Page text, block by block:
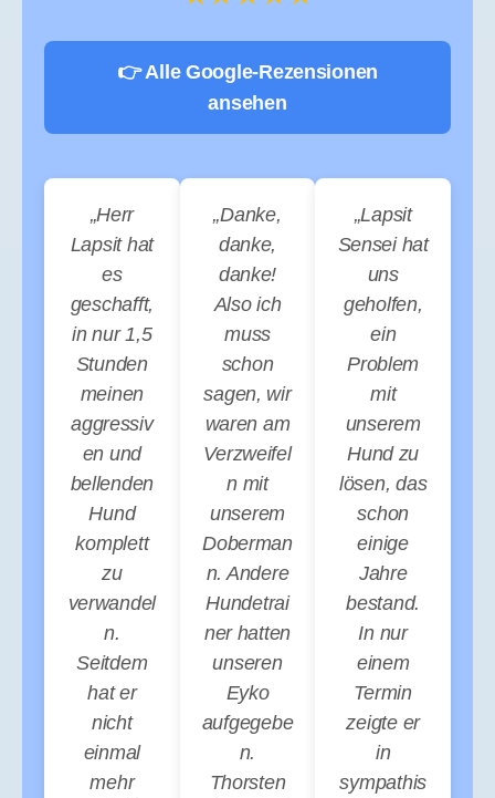
👉 Alle Google-Rezensionen
ansehen
„Herr
Lapsit hat
es
geschafft,
in nur 1,5
Stunden
meinen
aggressiv
en und
bellenden
Hund
komplett
zu
verwandel
n.
Seitdem
hat er
nicht
einmal
mehr
„Danke,
danke,
danke!
Also ich
muss
schon
sagen, wir
waren am
Verzweifel
n mit
unserem
Doberman
n. Andere
Hundetrai
ner hatten
unseren
Eyko
aufgegebe
n.
Thorsten
„Lapsit
Sensei hat
uns
geholfen,
ein
Problem
mit
unserem
Hund zu
lösen, das
schon
einige
Jahre
bestand.
In nur
einem
Termin
zeigte er
in
sympathis